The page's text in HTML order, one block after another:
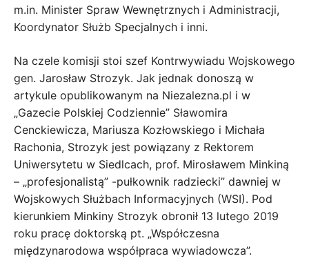
m.in. Minister Spraw Wewnętrznych i Administracji,
Koordynator Służb Specjalnych i inni.
Na czele komisji stoi szef Kontrwywiadu Wojskowego
gen. Jarosław Strozyk. Jak jednak donoszą w
artykule opublikowanym na Niezalezna.pl i w
„Gazecie Polskiej Codziennie” Sławomira
Cenckiewicza, Mariusza Kozłowskiego i Michała
Rachonia, Strozyk jest powiązany z Rektorem
Uniwersytetu w Siedlcach, prof. Mirosławem Minkiną
– „profesjonalistą” -pułkownik radziecki” dawniej w
Wojskowych Służbach Informacyjnych (WSI). Pod
kierunkiem Minkiny Strozyk obronił 13 lutego 2019
roku pracę doktorską pt. „Współczesna
międzynarodowa współpraca wywiadowcza”.